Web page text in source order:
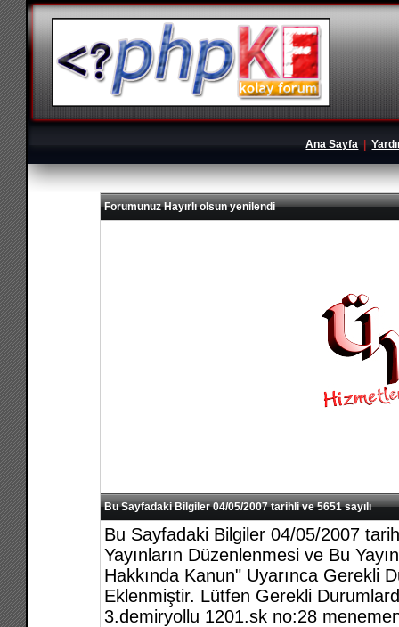
Ana Sayfa |
Forumunuz Hayırlı olsun yenilendi
Bu Sayfadaki Bilgiler 04/05/2007 tarihli ve 5651 sayılı
Bu Sayfadaki Bilgiler 04/05/2007
Yayınların Düzenlenmesi ve Bu
Hakkında Kanun" Uyarınca Gerekli
Eklenmiştir. Lütfen Gerekli
3.demiryollu 1201.sk no:28